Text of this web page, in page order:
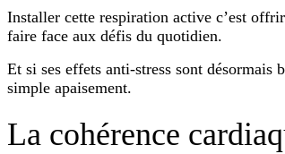
Installer cette respiration active c’est
faire face aux défis du quotidien.
Et si ses effets anti-stress sont désormais
simple apaisement.
La cohérence